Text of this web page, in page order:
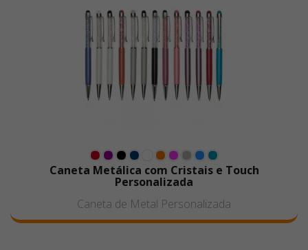
Caneta Metálica com Cristais e Touch
Personalizada
Caneta de Metal Personalizada